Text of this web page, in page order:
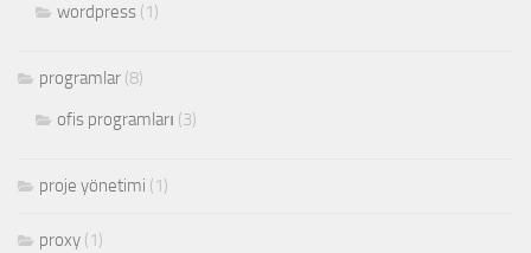
wordpress (1)
programlar (8)
ofis programları (3)
proje yönetimi (1)
proxy (1)